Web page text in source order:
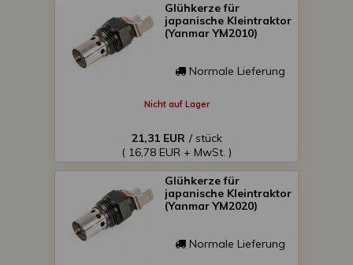
Glühkerze für
japanische Kleintraktor
(Yanmar YM2010)
Normale Lieferung
Nicht auf Lager
21,31 EUR / stück
( 16,78 EUR + MwSt. )
Glühkerze für
japanische Kleintraktor
(Yanmar YM2020)
Normale Lieferung